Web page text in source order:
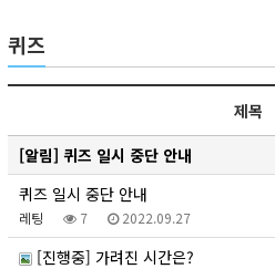
퀴즈
제목
[알림] 퀴즈 일시 중단 안내
퀴즈 일시 중단 안내
레팅 7 2022.09.27
[진행중] 가려진 시간은?